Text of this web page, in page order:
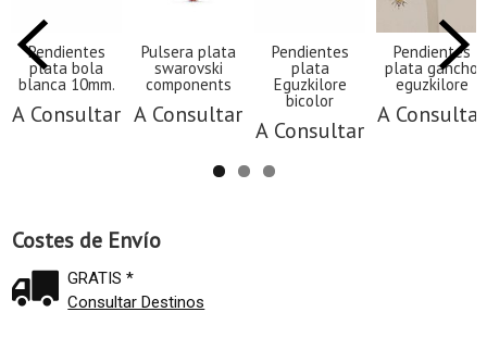
Costes de Envío
GRATIS *
Consultar Destinos
Pendientes
plata bola
blanca 10mm.
A Consultar
Pulsera plata
swarovski
components
A Consultar
Pendientes
plata
Eguzkilore
bicolor
A Consultar
Pendientes
plata gancho
eguzkilore
A Consultar